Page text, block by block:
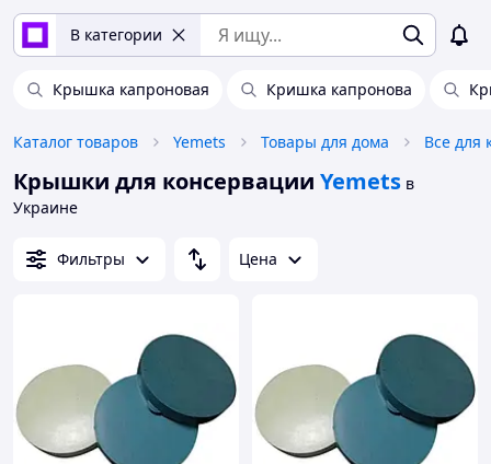
В категории
Крышка капроновая Кришка капронова
Каталог товаров Yemets Товары для дома Все для
Крышки для консервации Yemets в
Украине
Фильтры Цена